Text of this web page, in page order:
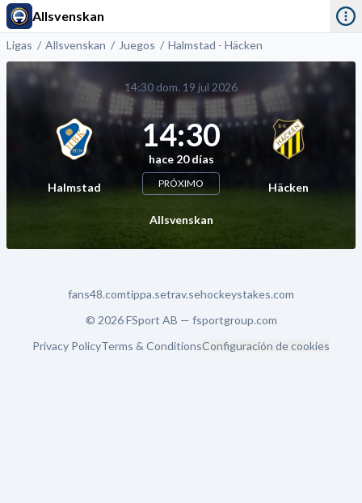
Allsvenskan
Ligas Allsvenskan Juegos Halmstad - Häcken
14:30 dom. 19 jul 2026
Halmstad
14:30
hace 20 días
PRÓXIMO Häcken
Allsvenskan
fans48.comtippa.setrav.sehockeystakes.com
© 2026 FSport AB — fsportgroup.com
Privacy PolicyTerms & ConditionsConfiguración de cookies